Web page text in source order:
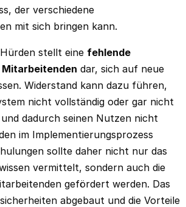
der verschiedene
mit sich bringen kann.
stellt eine fehlende
dar, sich auf neue
Widerstand kann dazu führen,
nicht vollständig oder gar nicht
dadurch seinen Nutzen nicht
im Implementierungsprozess
sollte daher nicht nur das
vermittelt, sondern auch die
gefördert werden. Das
abgebaut und die Vorteile